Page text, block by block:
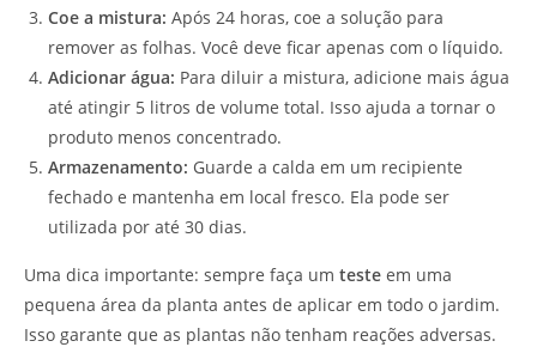
Coe a mistura: Após 24 horas, coe a solução para
remover as folhas. Você deve ficar apenas com o líquido.
Adicionar água: Para diluir a mistura, adicione mais água
até atingir 5 litros de volume total. Isso ajuda a tornar o
produto menos concentrado.
Armazenamento: Guarde a calda em um recipiente
fechado e mantenha em local fresco. Ela pode ser
utilizada por até 30 dias.
Uma dica importante: sempre faça um teste em uma
pequena área da planta antes de aplicar em todo o jardim.
Isso garante que as plantas não tenham reações adversas.